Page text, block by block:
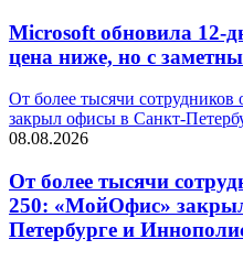
Microsoft обновила 12-
цена ниже, но с
От более тысячи
закрыл офисы в Санкт-
08.08.2026
От более тысячи
250: «МойОфис»
Петербурге и